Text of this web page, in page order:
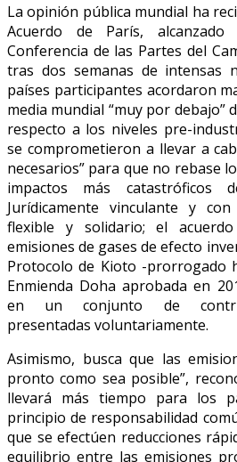
La opinión pública mundial ha
Acuerdo de París,
Conferencia de las Partes del
tras dos semanas de intensas
países participantes acordaron
media mundial “muy por debajo”
respecto a los niveles pre-
se comprometieron a llevar a
necesarios” para que no rebase
impactos más catastróficos
Jurídicamente vinculante y
flexible y solidario; el
emisiones de gases de efecto
Protocolo de Kioto -prorrogado
Enmienda Doha aprobada en
en un conjunto de
presentadas voluntariamente.
Asimismo, busca que las
pronto como sea posible”,
llevará más tiempo para los
principio de responsabilidad
que se efectúen reducciones
equilibrio entre las emisiones